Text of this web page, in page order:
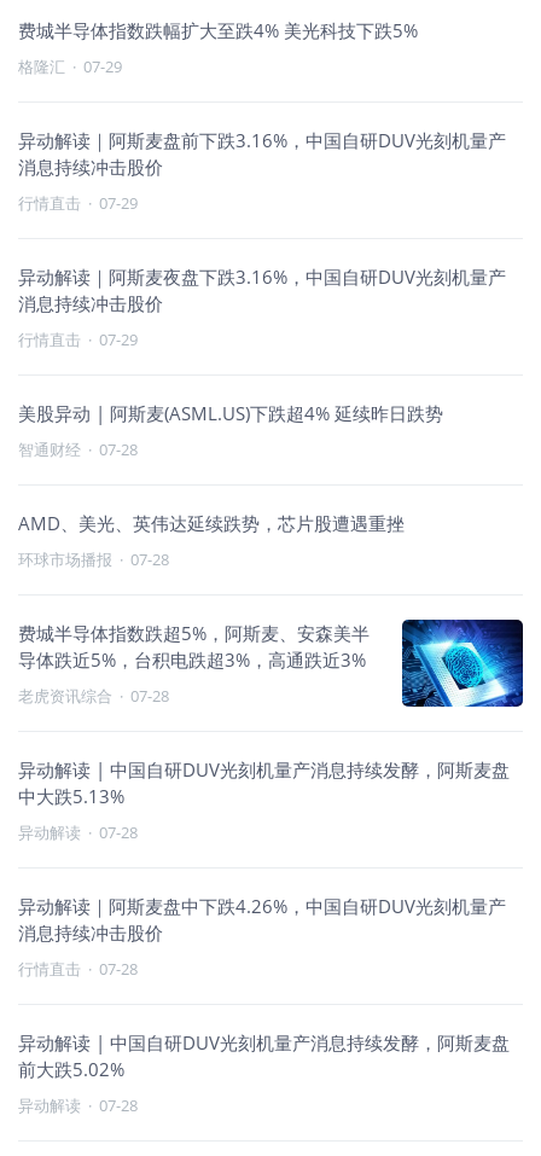
费城半导体指数跌幅扩大至跌4% 美光科技下跌5%
格隆汇 · 07-29
异动解读｜阿斯麦盘前下跌3.16%，中国自研DUV光刻机量产
消息持续冲击股价
行情直击 · 07-29
异动解读｜阿斯麦夜盘下跌3.16%，中国自研DUV光刻机量产
消息持续冲击股价
行情直击 · 07-29
美股异动 | 阿斯麦(ASML.US)下跌超4% 延续昨日跌势
智通财经 · 07-28
AMD、美光、英伟达延续跌势，芯片股遭遇重挫
环球市场播报 · 07-28
费城半导体指数跌超5%，阿斯麦、安森美半
导体跌近5%，台积电跌超3%，高通跌近3%
老虎资讯综合 · 07-28
异动解读 | 中国自研DUV光刻机量产消息持续发酵，阿斯麦盘
中大跌5.13%
异动解读 · 07-28
异动解读｜阿斯麦盘中下跌4.26%，中国自研DUV光刻机量产
消息持续冲击股价
行情直击 · 07-28
异动解读 | 中国自研DUV光刻机量产消息持续发酵，阿斯麦盘
前大跌5.02%
异动解读 · 07-28